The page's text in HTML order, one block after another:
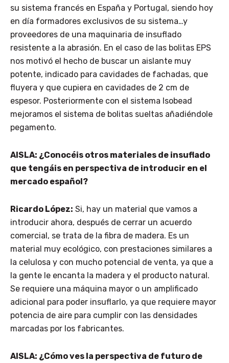
su sistema francés en España y Portugal, siendo hoy
en día formadores exclusivos de su sistema…y
proveedores de una maquinaria de insuflado
resistente a la abrasión. En el caso de las bolitas EPS
nos motivó el hecho de buscar un aislante muy
potente, indicado para cavidades de fachadas, que
fluyera y que cupiera en cavidades de 2 cm de
espesor. Posteriormente con el sistema Isobead
mejoramos el sistema de bolitas sueltas añadiéndole
pegamento.
AISLA: ¿Conocéis otros materiales de insuflado
que tengáis en perspectiva de introducir en el
mercado español?
Ricardo López: Si, hay un material que vamos a
introducir ahora, después de cerrar un acuerdo
comercial, se trata de la fibra de madera. Es un
material muy ecológico, con prestaciones similares a
la celulosa y con mucho potencial de venta, ya que a
la gente le encanta la madera y el producto natural.
Se requiere una máquina mayor o un amplificado
adicional para poder insuflarlo, ya que requiere mayor
potencia de aire para cumplir con las densidades
marcadas por los fabricantes.
AISLA: ¿Cómo ves la perspectiva de futuro de